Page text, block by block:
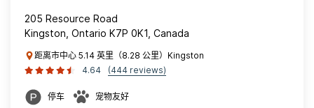
205 Resource Road
Kingston, Ontario K7P 0K1, Canada
距离市中心 5.14 英里（8.28 公里）Kingston
4.64
(444 reviews)
停车 宠物友好